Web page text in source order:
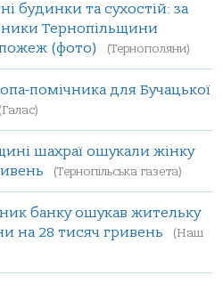
будинки та сухостій: за
Тернопільщини
пожеж (фото)
(Тернополяни)
помічника для Бучацької
(Галас)
шахраї ошукали жінку
(Тернопільська газета)
банку ошукав жительку
на 28 тисяч гривень
(Наш